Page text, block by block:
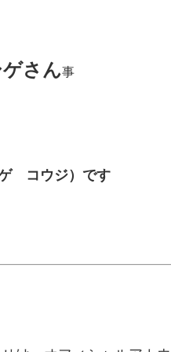
ゲさん事
コウジ）です